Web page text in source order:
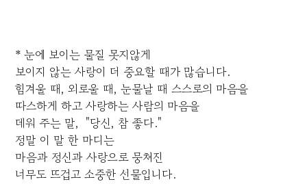
* 눈에 보이는 물질 못지않게
보이지 않는 사랑이 더 중요할 때가 많습니다.
힘겨울 때, 외로울 때, 눈물날 때 스스로의 마음을
따스하게 하고 사랑하는 사람의 마음을
데워 주는 말, "당신, 참 좋다."
정말 이 말 한 마디는
마음과 정신과 사랑으로 뭉쳐진
너무도 뜨겁고 소중한 선물입니다.